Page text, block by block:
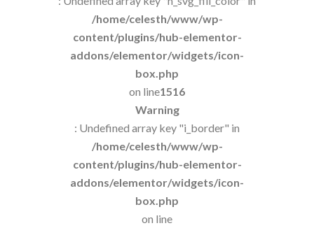
/home/celesth/www/wp-
content/plugins/hub-elementor-
addons/elementor/widgets/icon-
box.php
on line1516
Warning
: Undefined array key "i_border" in
/home/celesth/www/wp-
content/plugins/hub-elementor-
addons/elementor/widgets/icon-
box.php
on line